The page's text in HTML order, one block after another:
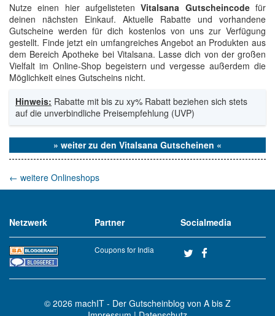
Nutze einen hier aufgelistetenVitalsana Gutscheincodefür
deinen nächsten Einkauf. Aktuelle Rabatte und vorhandene
Gutscheine werden für dich kostenlos von uns zur Verfügung
gestellt. Finde jetzt ein umfangreiches Angebot an Produkten aus
dem Bereich Apotheke bei Vitalsana. Lasse dich von der großen
Vielfalt im Online-Shop begeistern und vergesse außerdem die
Möglichkeit eines Gutscheins nicht.
Hinweis: Rabatte mit bis zu xy% Rabatt beziehen sich stets
auf die unverbindliche Preisempfehlung (UVP)
» weiter zu den Vitalsana Gutscheinen «
← weitere Onlineshops
Netzwerk Partner
Coupons for India
Socialmedia
© 2026 machIT - Der Gutscheinblog von A bis Z